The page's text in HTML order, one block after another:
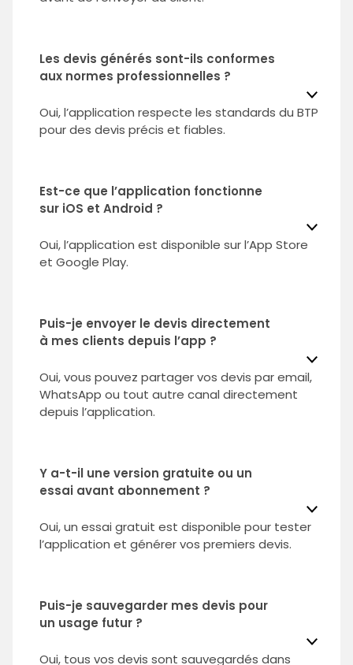
Les devis générés sont-ils conformes
aux normes professionnelles ?
Oui, l’application respecte les standards du BTP
pour des devis précis et fiables.
Est-ce que l’application fonctionne
sur iOS et Android ?
Oui, l’application est disponible sur l’App Store
et Google Play.
Puis-je envoyer le devis directement
à mes clients depuis l’app ?
Oui, vous pouvez partager vos devis par email,
WhatsApp ou tout autre canal directement
depuis l’application.
Y a-t-il une version gratuite ou un
essai avant abonnement ?
Oui, un essai gratuit est disponible pour tester
l’application et générer vos premiers devis.
Puis-je sauvegarder mes devis pour
un usage futur ?
Oui, tous vos devis sont sauvegardés dans